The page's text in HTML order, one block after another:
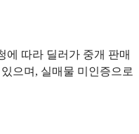
에 따라 딜러가 중개 판매
으며, 실매물 미인증으로